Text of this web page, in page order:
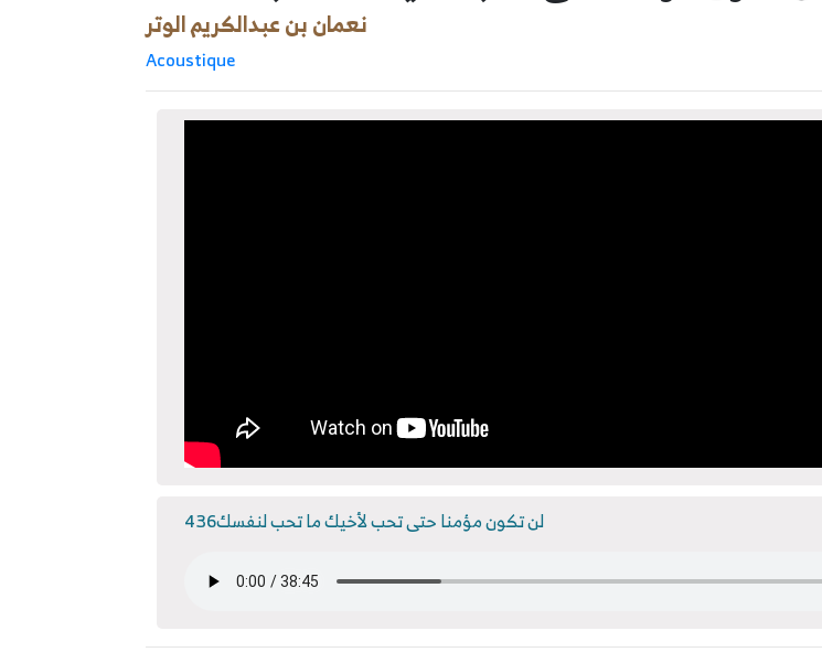
نعمان بن عبدالكريم الوتر
Acoustique
436لن تكون مؤمنا حتى تحب لأخيك ما تحب لنفسك